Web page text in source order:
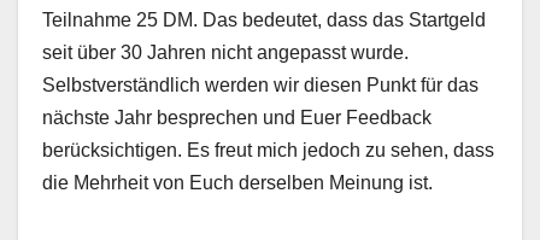
Teilnahme 25 DM. Das bedeutet, dass das Startgeld
seit über 30 Jahren nicht angepasst wurde.
Selbstverständlich werden wir diesen Punkt für das
nächste Jahr besprechen und Euer Feedback
berücksichtigen. Es freut mich jedoch zu sehen, dass
die Mehrheit von Euch derselben Meinung ist.